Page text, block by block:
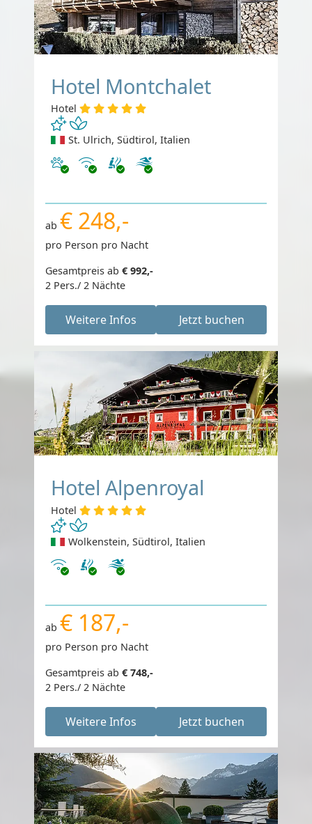
Hotel Montchalet
Hotel
St. Ulrich, Südtirol, Italien
Haustiere erlaubt
Internet
ab € 248,-
pro Person pro Nacht
Gesamtpreis ab € 992,-
2 Pers./ 2 Nächte
Weitere Infos Jetzt buchen
Hotel Alpenroyal
Hotel
Wolkenstein, Südtirol, Italien
Internet
ab € 187,-
pro Person pro Nacht
Gesamtpreis ab € 748,-
2 Pers./ 2 Nächte
Weitere Infos Jetzt buchen